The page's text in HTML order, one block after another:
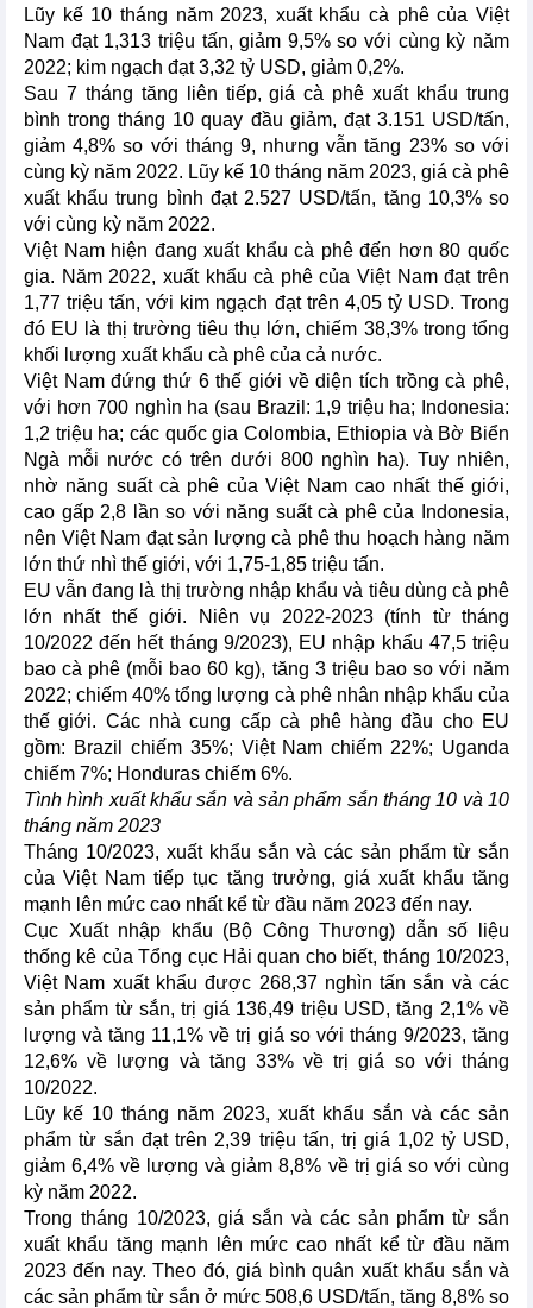
Lũy kế 10 tháng năm 2023, xuất khẩu cà phê của Việt
Nam đạt 1,313 triệu tấn, giảm 9,5% so với cùng kỳ năm
2022; kim ngạch đạt 3,32 tỷ USD, giảm 0,2%.
Sau 7 tháng tăng liên tiếp, giá cà phê xuất khẩu trung
bình trong tháng 10 quay đầu giảm, đạt 3.151 USD/tấn,
giảm 4,8% so với tháng 9, nhưng vẫn tăng 23% so với
cùng kỳ năm 2022. Lũy kế 10 tháng năm 2023, giá cà phê
xuất khẩu trung bình đạt 2.527 USD/tấn, tăng 10,3% so
với cùng kỳ năm 2022.
Việt Nam hiện đang xuất khẩu cà phê đến hơn 80 quốc
gia. Năm 2022, xuất khẩu cà phê của Việt Nam đạt trên
1,77 triệu tấn, với kim ngạch đạt trên 4,05 tỷ USD. Trong
đó EU là thị trường tiêu thụ lớn, chiếm 38,3% trong tổng
khối lượng xuất khẩu cà phê của cả nước.
Việt Nam đứng thứ 6 thế giới về diện tích trồng cà phê,
với hơn 700 nghìn ha (sau Brazil: 1,9 triệu ha; Indonesia:
1,2 triệu ha; các quốc gia Colombia, Ethiopia và Bờ Biển
Ngà mỗi nước có trên dưới 800 nghìn ha). Tuy nhiên,
nhờ năng suất cà phê của Việt Nam cao nhất thế giới,
cao gấp 2,8 lần so với năng suất cà phê của Indonesia,
nên Việt Nam đạt sản lượng cà phê thu hoạch hàng năm
lớn thứ nhì thế giới, với 1,75-1,85 triệu tấn.
EU vẫn đang là thị trường nhập khẩu và tiêu dùng cà phê
lớn nhất thế giới. Niên vụ 2022-2023 (tính từ tháng
10/2022 đến hết tháng 9/2023), EU nhập khẩu 47,5 triệu
bao cà phê (mỗi bao 60 kg), tăng 3 triệu bao so với năm
2022; chiếm 40% tổng lượng cà phê nhân nhập khẩu của
thế giới. Các nhà cung cấp cà phê hàng đầu cho EU
gồm: Brazil chiếm 35%; Việt Nam chiếm 22%; Uganda
chiếm 7%; Honduras chiếm 6%.
Tình hình xuất khẩu sắn và sản phẩm sắn tháng 10 và 10
tháng năm 2023
Tháng 10/2023, xuất khẩu sắn và các sản phẩm từ sắn
của Việt Nam tiếp tục tăng trưởng, giá xuất khẩu tăng
mạnh lên mức cao nhất kể từ đầu năm 2023 đến nay.
Cục Xuất nhập khẩu (Bộ Công Thương) dẫn số liệu
thống kê của Tổng cục Hải quan cho biết, tháng 10/2023,
Việt Nam xuất khẩu được 268,37 nghìn tấn sắn và các
sản phẩm từ sắn, trị giá 136,49 triệu USD, tăng 2,1% về
lượng và tăng 11,1% về trị giá so với tháng 9/2023, tăng
12,6% về lượng và tăng 33% về trị giá so với tháng
10/2022.
Lũy kế 10 tháng năm 2023, xuất khẩu sắn và các sản
phẩm từ sắn đạt trên 2,39 triệu tấn, trị giá 1,02 tỷ USD,
giảm 6,4% về lượng và giảm 8,8% về trị giá so với cùng
kỳ năm 2022.
Trong tháng 10/2023, giá sắn và các sản phẩm từ sắn
xuất khẩu tăng mạnh lên mức cao nhất kể từ đầu năm
2023 đến nay. Theo đó, giá bình quân xuất khẩu sắn và
các sản phẩm từ sắn ở mức 508,6 USD/tấn, tăng 8,8% so